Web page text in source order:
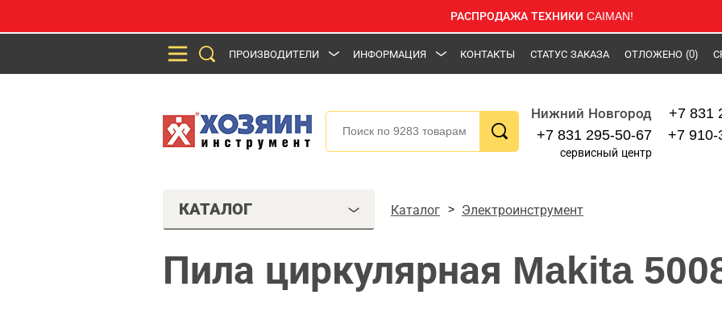
РАСПРОДАЖА ТЕХНИКИ CAIMAN!
ПРОИЗВОДИТЕЛИ ИНФОРМАЦИЯ КОНТАКТЫ СТАТУС ЗАКАЗА ОТЛОЖЕНО (0)
Нижний Новгород
+7 831 295-50-67
сервисный центр
+7 831
+7 910-
КАТАЛОГ Каталог Электроинструмент
Пила циркулярная Makita